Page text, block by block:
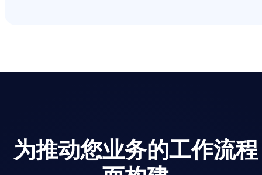
为推动您业务的工作流程